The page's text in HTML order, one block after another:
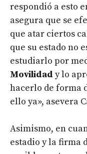
respondió a esto
asegura que se
que atar ciertos
que su estado no
estudiarlo por
Movilidad y lo
hacerlo de forma
ello ya», asevera
Asimismo, en
estadio y la firma